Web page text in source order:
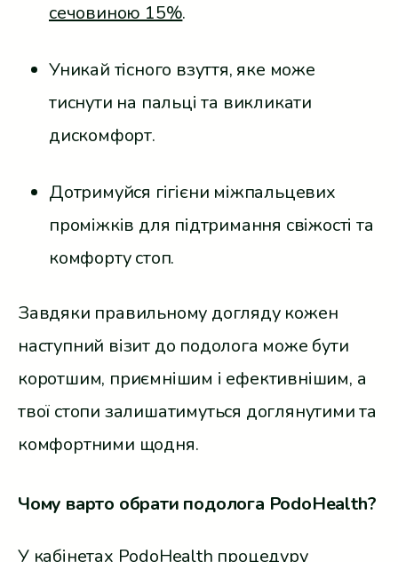
сечовиною 15%.
Уникай тісного взуття, яке може
тиснути на пальці та викликати
дискомфорт.
Дотримуйся гігієни міжпальцевих
проміжків для підтримання свіжості та
комфорту стоп.
Завдяки правильному догляду кожен
наступний візит до подолога може бути
коротшим, приємнішим і ефективнішим, а
твої стопи залишатимуться доглянутими та
комфортними щодня.
Чому варто обрати подолога PodoHealth?
У кабінетах PodoHealth процедуру